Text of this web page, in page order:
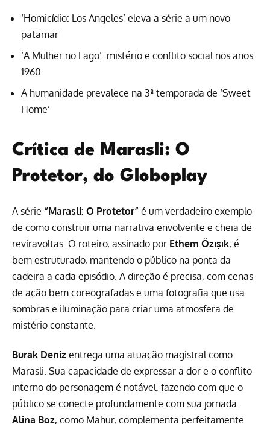
‘Homicídio: Los Angeles’ eleva a série a um novo
patamar
‘A Mulher no Lago’: mistério e conflito social nos anos
1960
A humanidade prevalece na 3ª temporada de ‘Sweet
Home’
Crítica de Marasli: O
Protetor, do Globoplay
A série “Marasli: O Protetor” é um verdadeiro exemplo
de como construir uma narrativa envolvente e cheia de
reviravoltas. O roteiro, assinado por Ethem Özışık, é
bem estruturado, mantendo o público na ponta da
cadeira a cada episódio. A direção é precisa, com cenas
de ação bem coreografadas e uma fotografia que usa
sombras e iluminação para criar uma atmosfera de
mistério constante.
Burak Deniz entrega uma atuação magistral como
Marasli. Sua capacidade de expressar a dor e o conflito
interno do personagem é notável, fazendo com que o
público se conecte profundamente com sua jornada.
Alina Boz, como Mahur, complementa perfeitamente